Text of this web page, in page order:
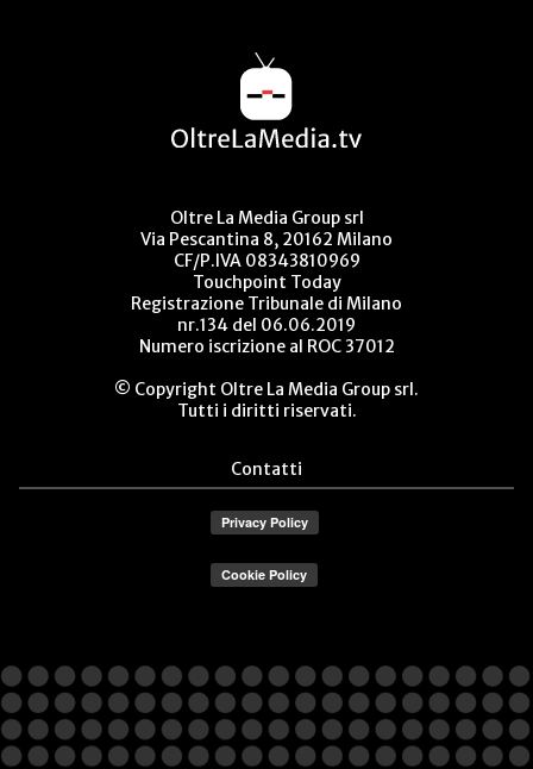
Oltre La Media Group srl
Via Pescantina 8, 20162 Milano
CF/P.IVA 08343810969
Touchpoint Today
Registrazione Tribunale di Milano
nr.134 del 06.06.2019
Numero iscrizione al ROC 37012
© Copyright Oltre La Media Group srl.
Tutti i diritti riservati.
Contatti